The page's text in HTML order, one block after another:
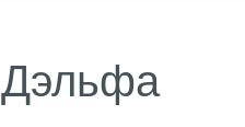
Дэльфа